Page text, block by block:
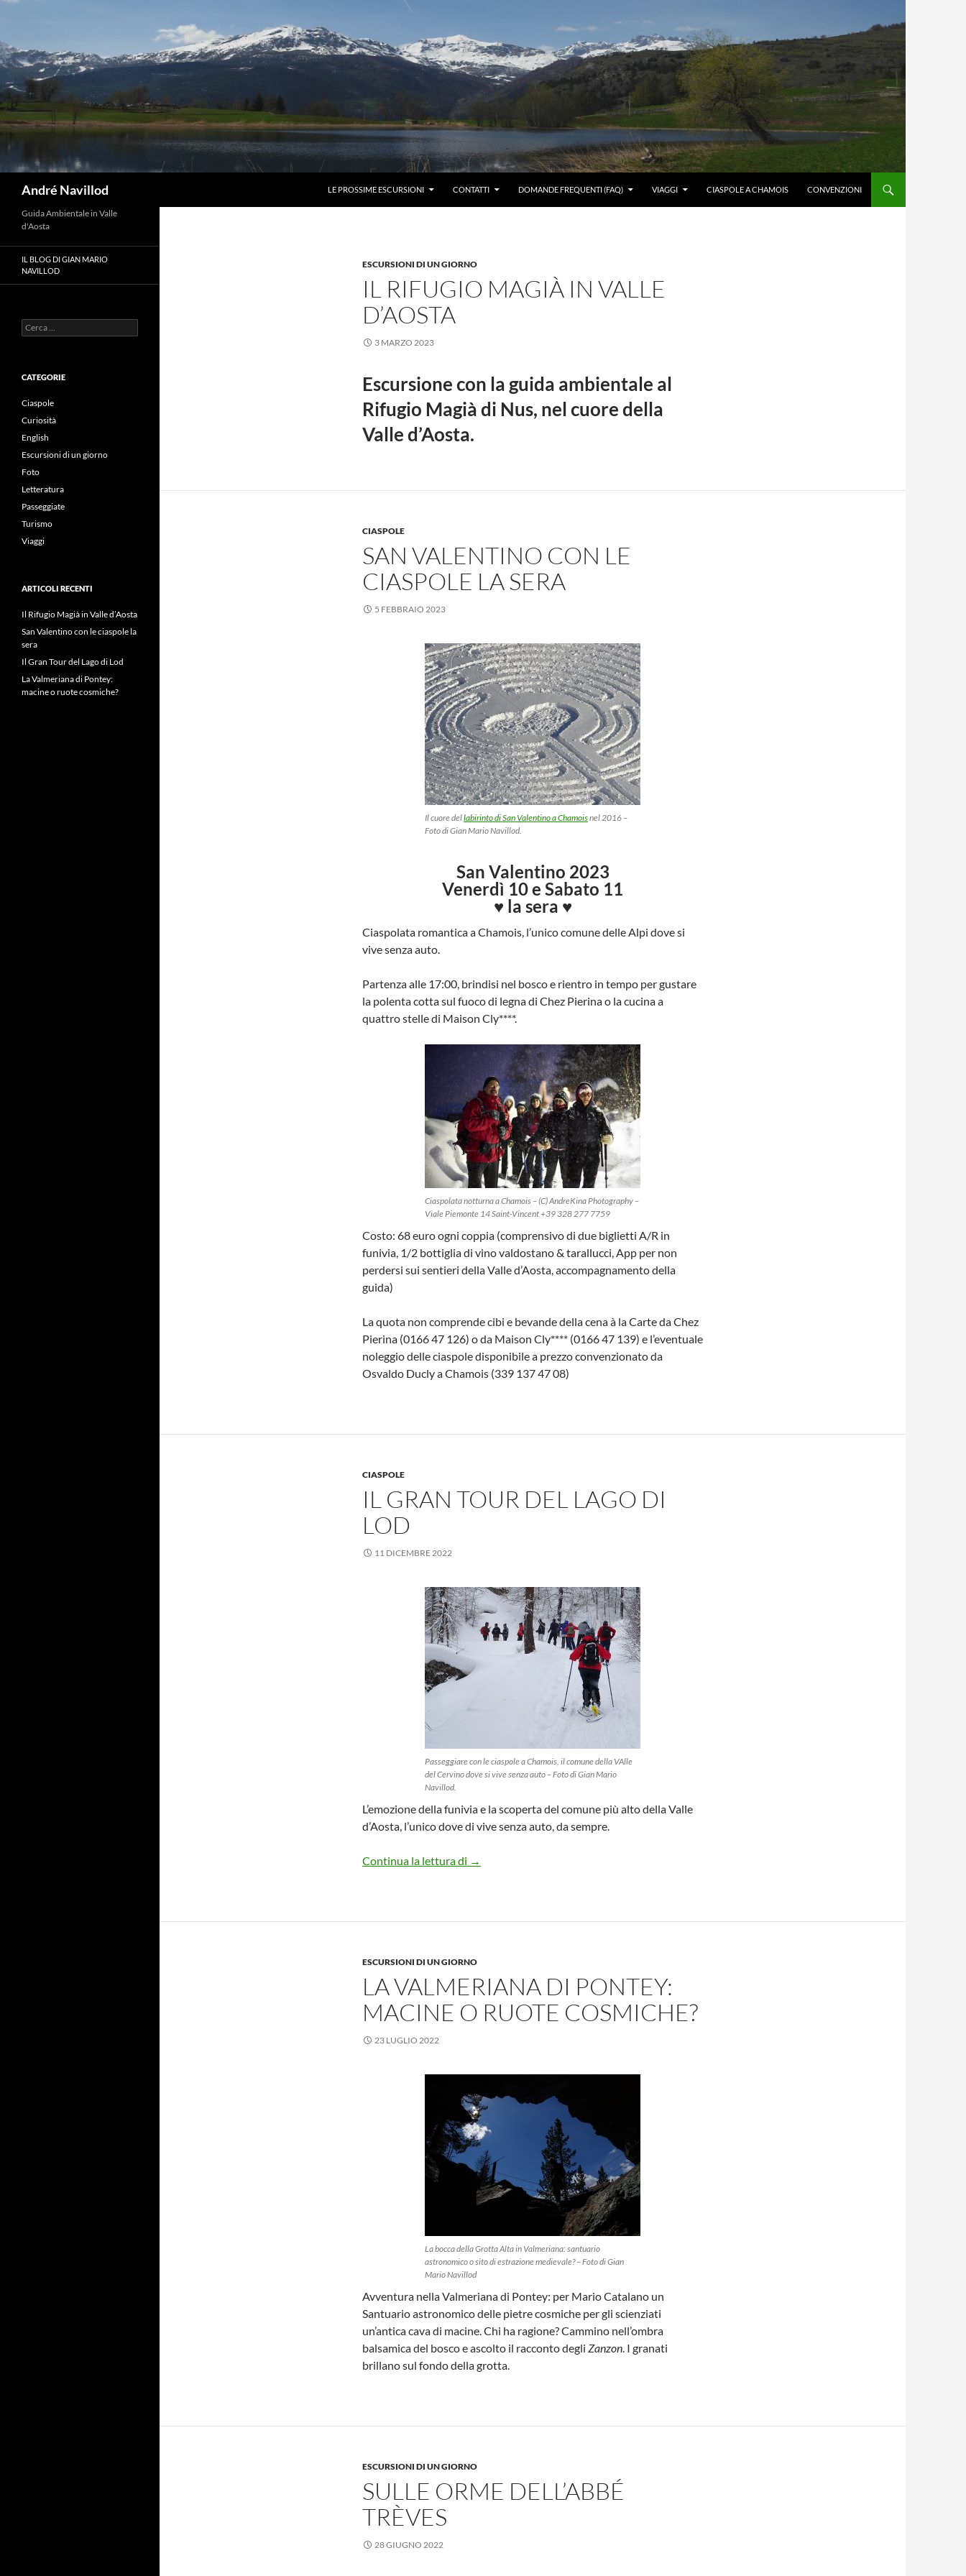
contenuto
André Navillod LE PROSSIME ESCURSIONI CONTATTI DOMANDE FREQUENTI (FAQ) VIAGGI CIASPOLE A CHAMOIS CONVENZIONI
ESCURSIONI DI UN GIORNO
IL RIFUGIO MAGIÀ IN VALLE
D’AOSTA
3 MARZO 2023
Escursione con la guida ambientale al
Rifugio Magià di Nus, nel cuore della
Valle d’Aosta.
CIASPOLE
SAN VALENTINO CON LE
CIASPOLE LA SERA
5 FEBBRAIO 2023
Il cuore dellabirinto di San Valentino a Chamoisnel 2016 –
Foto di Gian Mario Navillod.
San Valentino 2023
Venerdì 10 e Sabato 11
♥ la sera ♥
Ciaspolata romantica a Chamois, l’unico comune delle Alpi dove si
vive senza auto.
Partenza alle 17:00, brindisi nel bosco e rientro in tempo per gustare
la polenta cotta sul fuoco di legna di Chez Pierina o la cucina a
quattro stelle di Maison Cly****.
Ciaspolata notturna a Chamois – (C) AndreKina Photography –
Viale Piemonte 14 Saint-Vincent +39 328 277 7759
Costo: 68 euro ogni coppia (comprensivo di due biglietti A/R in
funivia, 1/2 bottiglia di vino valdostano & tarallucci, App per non
perdersi sui sentieri della Valle d’Aosta, accompagnamento della
guida)
La quota non comprende cibi e bevande della cena à la Carte da Chez
Pierina (0166 47 126) o da Maison Cly**** (0166 47 139) e l’eventuale
noleggio delle ciaspole disponibile a prezzo convenzionato da
Osvaldo Ducly a Chamois (339 137 47 08)
CIASPOLE
IL GRAN TOUR DEL LAGO DI
LOD
11 DICEMBRE 2022
Passeggiare con le ciaspole a Chamois, il comune della VAlle
del Cervino dove si vive senza auto – Foto di Gian Mario
Navillod.
L’emozione della funivia e la scoperta del comune più alto della Valle
d’Aosta, l’unico dove di vive senza auto, da sempre.
Continua la lettura di Il Gran Tour del Lago di Lod
→
ESCURSIONI DI UN GIORNO
LA VALMERIANA DI PONTEY:
MACINE O RUOTE COSMICHE?
23 LUGLIO 2022
La bocca della Grotta Alta in Valmeriana: santuario
astronomico o sito di estrazione medievale? – Foto di Gian
Mario Navillod
Avventura nella Valmeriana di Pontey: per Mario Catalano un
Santuario astronomico delle pietre cosmiche per gli scienziati
un’antica cava di macine. Chi ha ragione? Cammino nell’ombra
balsamica del bosco e ascolto il racconto degli Zanzon. I granati
brillano sul fondo della grotta.
ESCURSIONI DI UN GIORNO
SULLE ORME DELL’ABBÉ
TRÈVES
28 GIUGNO 2022
Guida Ambientale in Valle
d'Aosta
IL BLOG DI GIAN MARIO
NAVILLOD
Ricerca
per:
CATEGORIE
Ciaspole
Curiosità
English
Escursioni di un giorno
Foto
Letteratura
Passeggiate
Turismo
Viaggi
ARTICOLI RECENTI
Il Rifugio Magià in Valle d’Aosta
San Valentino con le ciaspole la
sera
Il Gran Tour del Lago di Lod
La Valmeriana di Pontey:
macine o ruote cosmiche?